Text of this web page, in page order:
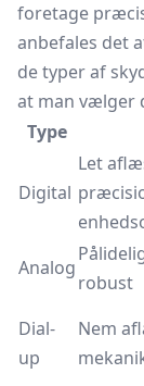
foretage
anbefales det
de typer af
at man vælger
Type
Digital
Let
Analog
robust
Dial-
up
Nem